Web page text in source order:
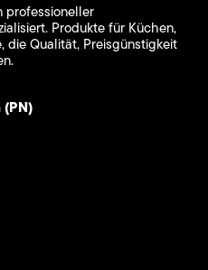
professioneller
Produkte für Küchen,
die Qualität, Preisgünstigkeit
(PN)